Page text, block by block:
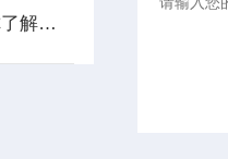
处理器模块的主要功能你了解多少呢